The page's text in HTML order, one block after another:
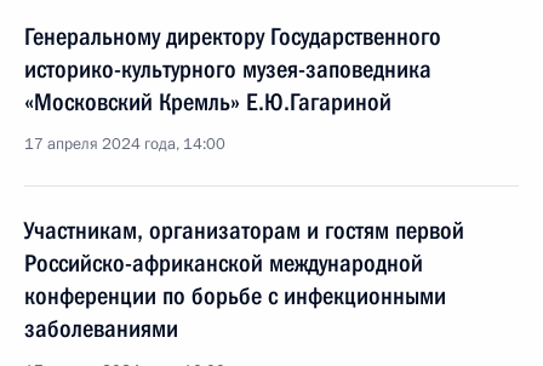
Генеральному директору Государственного
историко-культурного музея-заповедника
«Московский Кремль» Е.Ю.Гагариной
17 апреля 2024 года, 14:00
Участникам, организаторам и гостям первой
Российско-африканской международной
конференции по борьбе с инфекционными
заболеваниями